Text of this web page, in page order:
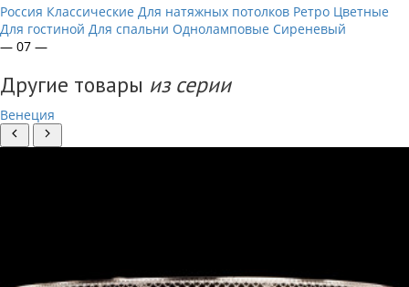
Россия Классические Для натяжных потолков Ретро Цветные
Для гостиной Для спальни Одноламповые Сиреневый
— 07 —
Другие товары из серии
Венеция